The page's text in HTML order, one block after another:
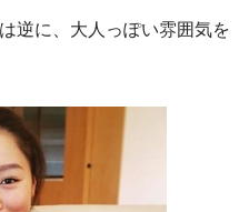
逆に、大人っぽい雰囲気を